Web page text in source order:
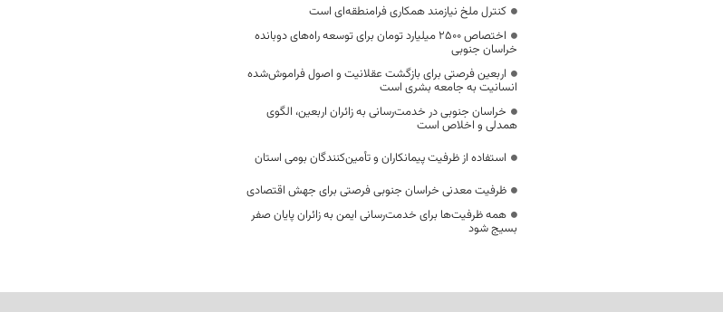
کنترل ملخ نیازمند همکاری فرامنطقه‌ای است
اختصاص 2500 میلیارد تومان برای توسعه راه‌های دوبانده
خراسان جنوبی
اربعین فرصتی برای بازگشت عقلانیت و اصول فراموش‌شده
انسانیت به جامعه بشری است
خراسان جنوبی در خدمت‌رسانی به زائران اربعین، الگوی
همدلی و اخلاص است
استفاده از ظرفیت پیمانکاران و تأمین‌کنندگان بومی استان
ظرفیت معدنی خراسان جنوبی فرصتی برای جهش اقتصادی
همه ظرفیت‌ها برای خدمت‌رسانی ایمن به زائران پایان صفر
بسیج شود